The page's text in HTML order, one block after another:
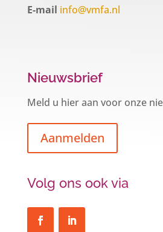
E-mail info@vmfa.nl
Nieuwsbrief
Meld u hier aan voor onze
Aanmelden
Volg ons ook via